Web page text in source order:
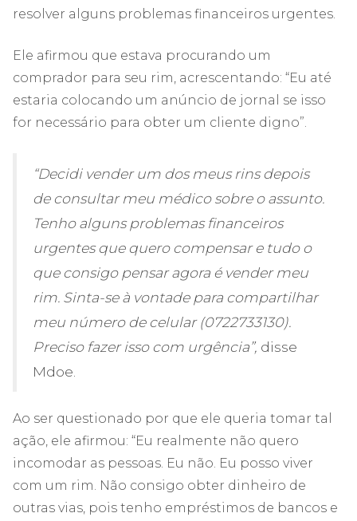
resolver alguns problemas financeiros urgentes.
Ele afirmou que estava procurando um
comprador para seu rim, acrescentando: “Eu até
estaria colocando um anúncio de jornal se isso
for necessário para obter um cliente digno”.
“Decidi vender um dos meus rins depois
de consultar meu médico sobre o assunto.
Tenho alguns problemas financeiros
urgentes que quero compensar e tudo o
que consigo pensar agora é vender meu
rim. Sinta-se à vontade para compartilhar
meu número de celular (0722733130).
Preciso fazer isso com urgência”, disse
Mdoe.
Ao ser questionado por que ele queria tomar tal
ação, ele afirmou: “Eu realmente não quero
incomodar as pessoas. Eu não. Eu posso viver
com um rim. Não consigo obter dinheiro de
outras vias, pois tenho empréstimos de bancos e